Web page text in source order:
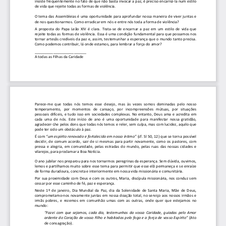
insiste frequentemente no fato de que não basta invocar a paz, é preciso encarná-la num estilo
de vida que rejeite todas as formas de violência.
O tema das Assembleias é uma oportunidade para aprofundar nossa maneira de viver juntas e
de nos questionarmos. Como erradicar em nós e entre nós toda a forma de violência?
A  proposta  do  Papa  Leão  XIV  é  clara.  Trata-se  de  encarnar  a  paz  em  um  estilo  de  vida  que
rejeite todas as formas de violência. Essa é uma condição fundamental para que possamos nos
tornar artesãs credíveis da paz e, assim, testemunhar a esperança que o mundo tanto precisa.
Como podemos contribuir, lá onde estamos, para lembrar a força do amor?
A todas as Filhas da Caridade
Parece-me  que  todas  nós  temos  esse  desejo,  mas  às  vezes  somos  dominadas  pelo  nosso
temperamento,  por  momentos  de  cansaço,  por  incompreensões  mútuas,  por  situações
pessoais difíceis, e tudo isso em sociedades complexas. No entanto, Deus ama e acredita em
cada  uma  de  nós.  Este  início  de  ano  é  uma  oportunidade  para  manifestar  nossa  gratidão,
agradecer-Lhe pelos dons que todas nós temos e reler, sem culpa, mas com lucidez, aquilo que
pode ter sido um obstáculo à paz.
É com “um espírito renovado e fortalecido em nosso íntimo” (cf. Sl 50, 12) que se torna possível
decidir, de comum acordo, sair de si mesmas para partir novamente, como os pastores, com
pressa e alegria, em comunidade, pelas estradas do mundo, pelas ruas das nossas cidades e
vilarejos, para proclamar a Boa Notícia.
O ano jubilar nos preparou para nos tornarmos peregrinas da esperança. Sem dúvida, ouvimos,
lemos e partilhamos muito sobre esse tema para permitir que esse elã permaneça e se enraíze
de forma duradoura, concreta e interiormente em nossa vida missionária e comunitária.
Por sua proximidade com Deus e com os outros, Maria , discípula missionária, nos conduz sem
cessar por esse caminho de fé, paz e esperança.
Neste  1º  de  janeiro,  Dia  Mundial  da  Paz,  dia  da  Solenidade  de  Santa  Maria,  Mãe  de  Deus,
comprometamo-nos novamente juntas em nossa doação total, no serviço aos nossos irmãos e
irmãs  pobres,  e  rezemos  em  comunhão  umas  com  as  outras,  onde  quer  que  estejamos  no
mundo:
“Fazei  com  que  sejamos,  cada  dia,  testemunhas  da  vossa  Caridade,  guiadas  pelo  Amor
ardente do Coração de vosso Filho e habitadas pelo fogo e a força de vosso Espírito” (Ato
de consagração).